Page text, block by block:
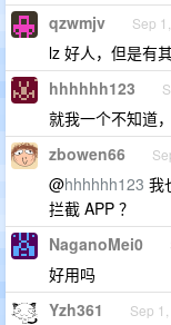
qzwmjv Sep
lz 好人，但是有
hhhhhh123
就我一个不知道
zbowen66
@hhhhhh123 我
拦截 APP ？
NaganoMei0
好用吗
Yzh361 Sep